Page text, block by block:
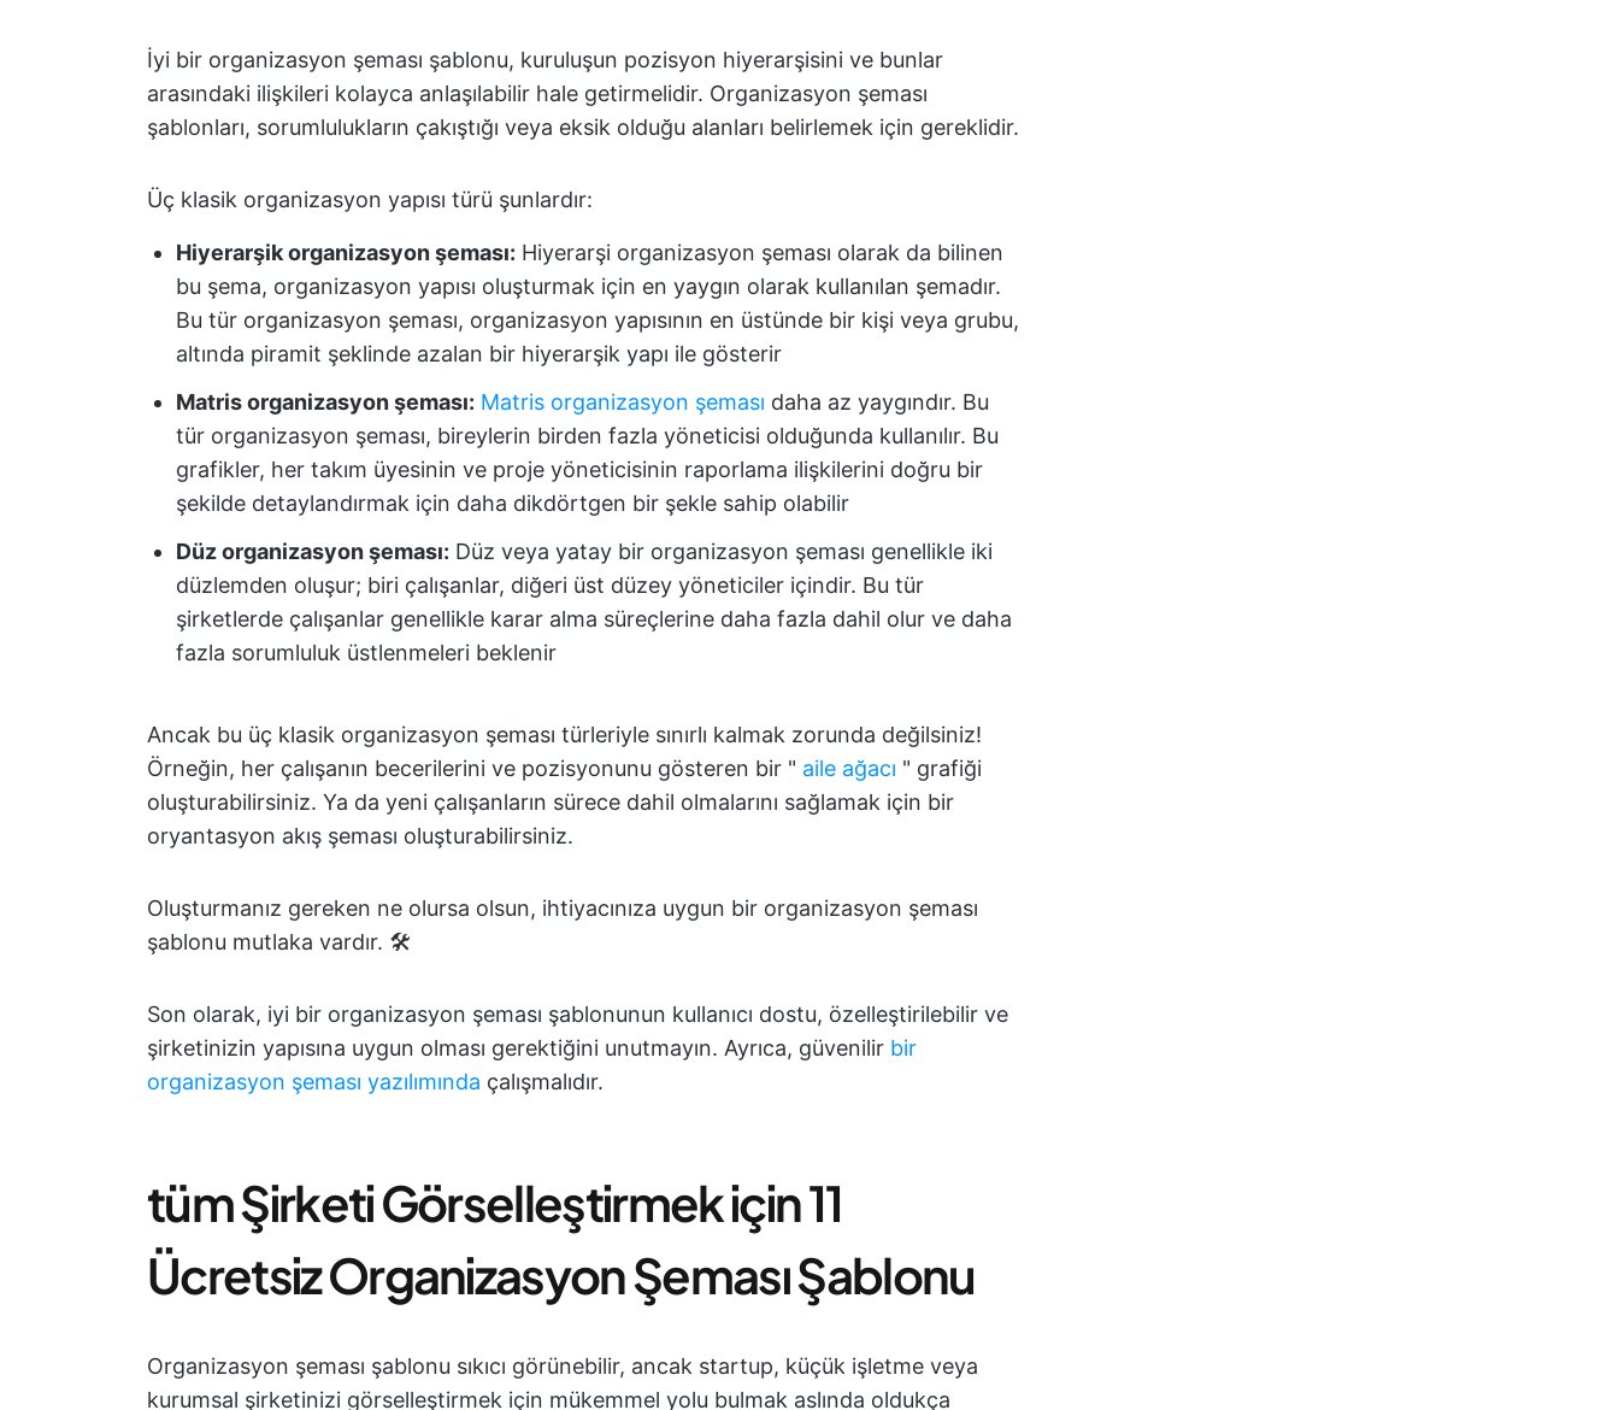
İyi bir organizasyon şeması şablonu, kuruluşun pozisyon hiyerarşisini ve bunlar
arasındaki ilişkileri kolayca anlaşılabilir hale getirmelidir. Organizasyon şeması
şablonları, sorumlulukların çakıştığı veya eksik olduğu alanları belirlemek için gereklidir.
Üç klasik organizasyon yapısı türü şunlardır:
Hiyerarşik organizasyon şeması: Hiyerarşi organizasyon şeması olarak da bilinen
bu şema, organizasyon yapısı oluşturmak için en yaygın olarak kullanılan şemadır.
Bu tür organizasyon şeması, organizasyon yapısının en üstünde bir kişi veya grubu,
altında piramit şeklinde azalan bir hiyerarşik yapı ile gösterir
Matris organizasyon şeması: Matris organizasyon şeması daha az yaygındır. Bu
tür organizasyon şeması, bireylerin birden fazla yöneticisi olduğunda kullanılır. Bu
grafikler, her takım üyesinin ve proje yöneticisinin raporlama ilişkilerini doğru bir
şekilde detaylandırmak için daha dikdörtgen bir şekle sahip olabilir
Düz organizasyon şeması: Düz veya yatay bir organizasyon şeması genellikle iki
düzlemden oluşur; biri çalışanlar, diğeri üst düzey yöneticiler içindir. Bu tür
şirketlerde çalışanlar genellikle karar alma süreçlerine daha fazla dahil olur ve daha
fazla sorumluluk üstlenmeleri beklenir
Ancak bu üç klasik organizasyon şeması türleriyle sınırlı kalmak zorunda değilsiniz!
Örneğin, her çalışanın becerilerini ve pozisyonunu gösteren bir " aile ağacı " grafiği
oluşturabilirsiniz. Ya da yeni çalışanların sürece dahil olmalarını sağlamak için bir
oryantasyon akış şeması oluşturabilirsiniz.
Oluşturmanız gereken ne olursa olsun, ihtiyacınıza uygun bir organizasyon şeması
şablonu mutlaka vardır. 🛠️
Son olarak, iyi bir organizasyon şeması şablonunun kullanıcı dostu, özelleştirilebilir ve
şirketinizin yapısına uygun olması gerektiğini unutmayın. Ayrıca, güvenilir bir
organizasyon şeması yazılımında çalışmalıdır.
tüm Şirketi Görselleştirmek için 11
Ücretsiz Organizasyon Şeması Şablonu
Organizasyon şeması şablonu sıkıcı görünebilir, ancak startup, küçük işletme veya
kurumsal şirketinizi görselleştirmek için mükemmel yolu bulmak aslında oldukça